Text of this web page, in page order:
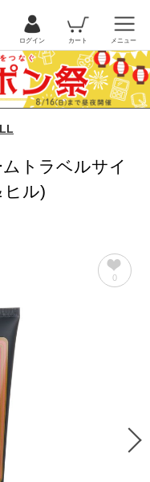
ログイン カート メニュー
トラベルサイ
ヒル)
0